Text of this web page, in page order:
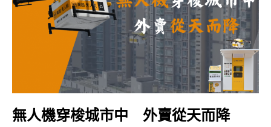
無人機穿梭城市中 外賣從天而降